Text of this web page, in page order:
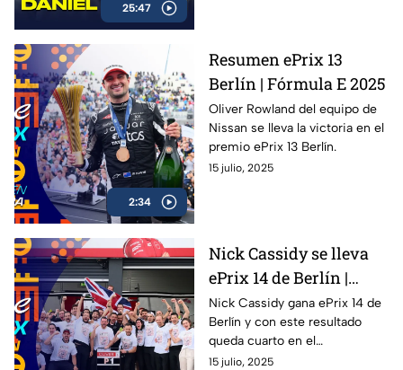
25:47
máxima categoría del
automovilismo
estadounidense.
2:34
Resumen ePrix 13
Berlín | Fórmula E 2025
Oliver Rowland del equipo de
Nissan se lleva la victoria en el
premio ePrix 13 Berlín.
15 julio, 2025
Nick Cassidy se lleva
ePrix 14 de Berlín |
Oliver Rowland se
corona
Nick Cassidy gana ePrix 14 de
Berlín y con este resultado
queda cuarto en el
campeonato de conductores;
15 julio, 2025